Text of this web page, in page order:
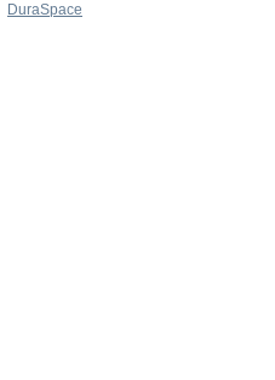
DuraSpace